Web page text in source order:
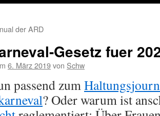
der ARD
Gesetz fuer
6. März 2019von Schw
passend zum
? Oder warum ist